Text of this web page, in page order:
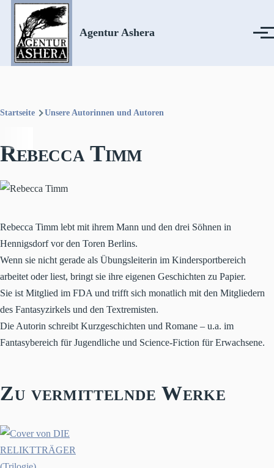
Direkt zum Inhalt
Agentur Ashera Menü
Startseite Unsere Autorinnen und Autoren
Rebecca Timm
Rebecca Timm lebt mit ihrem Mann und den drei Söhnen in
Hennigsdorf vor den Toren Berlins.
Wenn sie nicht gerade als Übungsleiterin im Kindersportbereich
arbeitet oder liest, bringt sie ihre eigenen Geschichten zu Papier.
Sie ist Mitglied im FDA und trifft sich monatlich mit den Mitgliedern
des Fantasyzirkels und den Textremisten.
Die Autorin schreibt Kurzgeschichten und Romane – u.a. im
Fantasybereich für Jugendliche und Science-Fiction für Erwachsene.
Zu vermittelnde Werke